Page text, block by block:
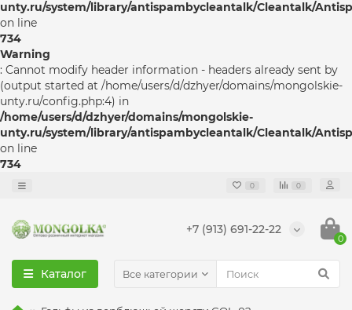
unty.ru/system/library/antispambycleantalk/Cleantalk/
on line
734
Warning
: Cannot modify header information - headers already sent by
(output started at /home/users/d/dzhyer/domains/mongolskie-
unty.ru/config.php:4) in
/home/users/d/dzhyer/domains/mongolskie-
unty.ru/system/library/antispambycleantalk/Cleantalk/
on line
734
0 0
+7 (913) 691-22-22
0
Каталог Все категории